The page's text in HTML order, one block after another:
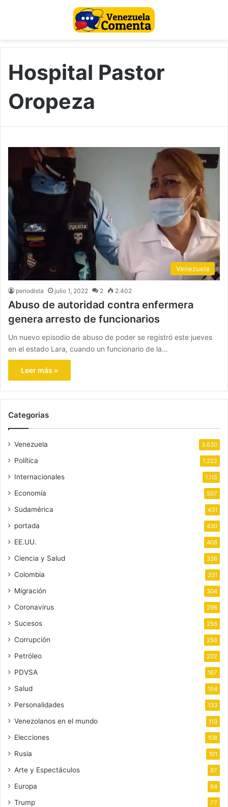
Hospital Pastor
Oropeza
Venezuela
periodista julio 1, 2022 2 2.402
Abuso de autoridad contra enfermera
genera arresto de funcionarios
Un nuevo episodio de abuso de poder se registró este jueves
en el estado Lara, cuando un funcionario de la…
Leer más »
Categorias
Venezuela 3.630
Política 1.222
Internacionales 1.115
Economía 507
Sudamérica 431
portada 430
EE.UU. 408
Ciencia y Salud 336
Colombia 331
Migración 304
Coronavirus 296
Sucesos 256
Corrupción 256
Petróleo 202
PDVSA 167
Salud 154
Personalidades 133
Venezolanos en el mundo 113
Elecciones 108
Rusia 101
Arte y Espectáculos 87
Europa 84
Trump 77